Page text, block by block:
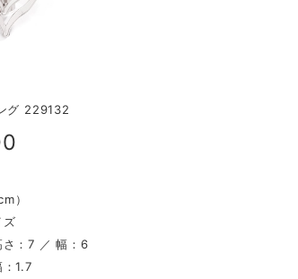
グ 229132
）
ズ
：7 ／ 幅：6
1.7